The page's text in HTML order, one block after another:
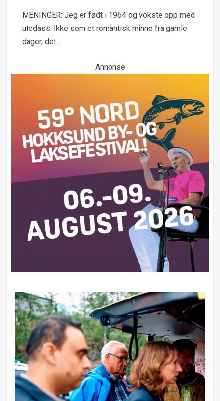
MENINGER: Jeg er født i 1964 og vokste opp med
utedass. Ikke som et romantisk minne fra gamle
dager, det...
Annonse